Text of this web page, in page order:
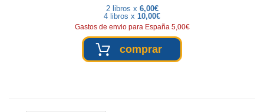
2 libros x 6,00€
4 libros x 10,00€
Gastos de envio para España 5,00€
comprar